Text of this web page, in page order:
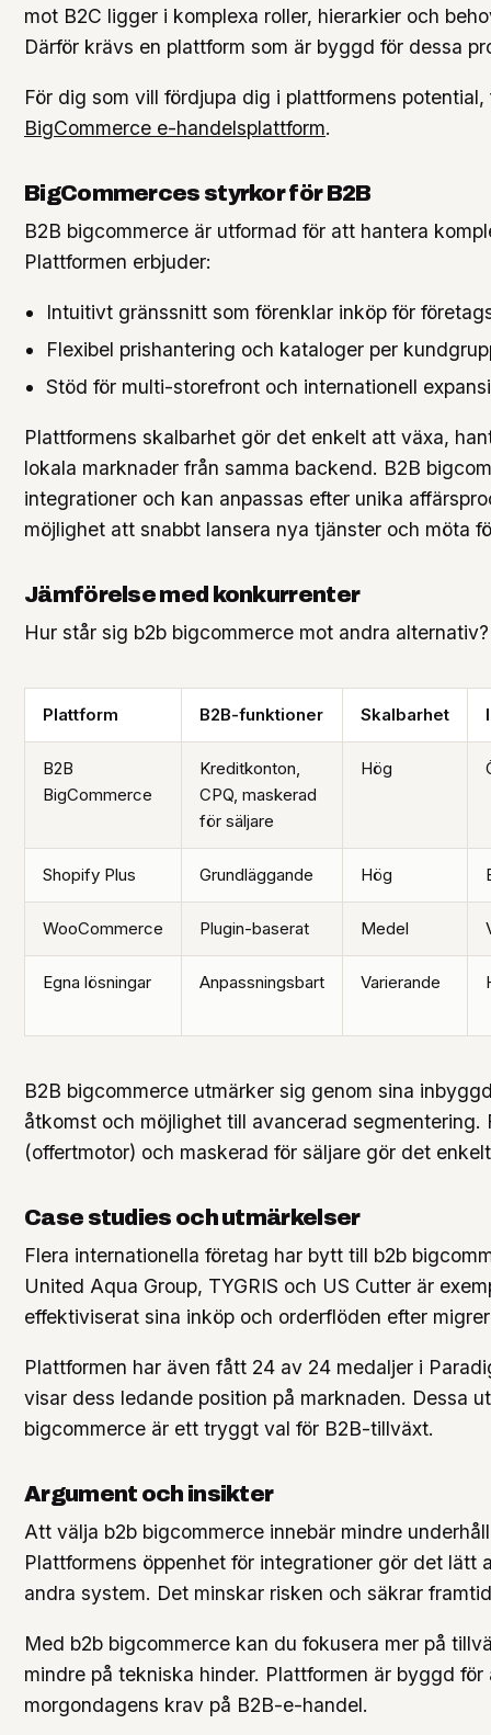
mot B2C ligger i komplexa roller, hierarkier och
Därför krävs en plattform som är byggd för dessa
För dig som vill fördjupa dig i plattformens
BigCommerce e-handelsplattform.
BigCommerces styrkor för B2B
B2B bigcommerce är utformad för att hantera
Plattformen erbjuder:
Intuitivt gränssnitt som förenklar inköp för
Flexibel prishantering och kataloger per
Stöd för multi-storefront och internationell
Plattformens skalbarhet gör det enkelt att växa,
lokala marknader från samma backend. B2B
integrationer och kan anpassas efter unika
möjlighet att snabbt lansera nya tjänster och möta
Jämförelse med konkurrenter
Hur står sig b2b bigcommerce mot andra
Plattform B2B-funktioner Skalbarhet
B2B
BigCommerce
Kreditkonton,
CPQ, maskerad
för säljare
Hög
Shopify Plus Grundläggande Hög
WooCommerce Plugin-baserat Medel
Egna lösningar Anpassningsbart Varierande
B2B bigcommerce utmärker sig genom sina
åtkomst och möjlighet till avancerad segmentering.
(offertmotor) och maskerad för säljare gör det
Case studies och utmärkelser
Flera internationella företag har bytt till b2b
United Aqua Group, TYGRIS och US Cutter är
effektiviserat sina inköp och orderflöden efter
Plattformen har även fått 24 av 24 medaljer i
visar dess ledande position på marknaden. Dessa
bigcommerce är ett tryggt val för B2B-tillväxt.
Argument och insikter
Att välja b2b bigcommerce innebär mindre
Plattformens öppenhet för integrationer gör det lätt
andra system. Det minskar risken och säkrar
Med b2b bigcommerce kan du fokusera mer på
mindre på tekniska hinder. Plattformen är byggd
morgondagens krav på B2B-e-handel.